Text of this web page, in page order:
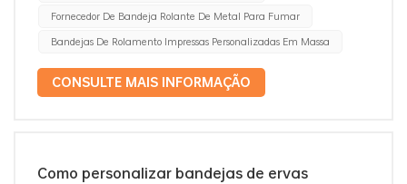
espirituosos. Material da tampa: A tampa com conexão
magnética pode ser feita do mesmo material da bandeja
para efeito de coordenação, ou, se desejar que o conteúdo
seja colocado dentro da tampa a ser exposta, opte por vidro
muito fortes, mas também fáceis de incorporar. Incorporar
Fornecedor De Bandeja Rolante De Metal Para Fumar
Bandejas De Rolamento Impressas Personalizadas Em Massa
CONSULTE MAIS INFORMAÇÃO
Como personalizar bandejas de ervas